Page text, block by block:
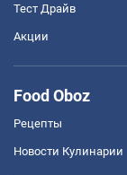
Тест Драйв
Акции
Food Oboz
Рецепты
Новости Кулинарии